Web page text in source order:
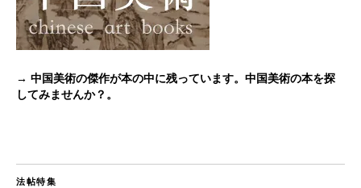
→ 中国美術の傑作が本の中に残っています。中国美術の本を探
してみませんか？。
法帖特集